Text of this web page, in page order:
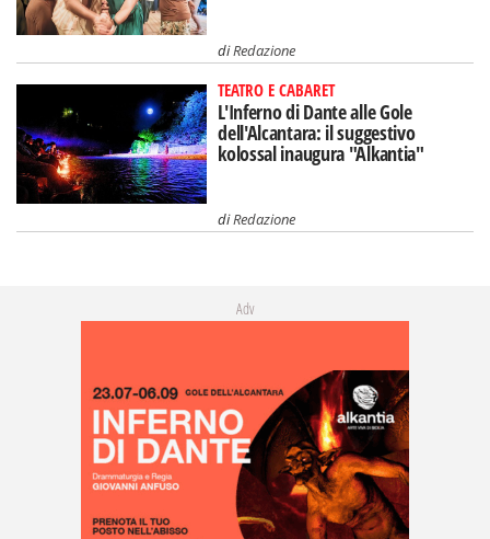
diRedazione
TEATRO E CABARET
L'Inferno di Dante alle Gole
dell'Alcantara: il suggestivo
kolossal inaugura "Alkantia"
diRedazione
Adv